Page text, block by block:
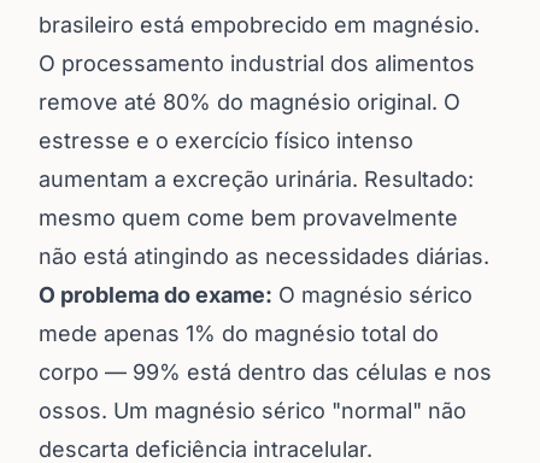
brasileiro está empobrecido em magnésio.
O processamento industrial dos alimentos
remove até 80% do magnésio original. O
estresse e o exercício físico intenso
aumentam a excreção urinária. Resultado:
mesmo quem come bem provavelmente
não está atingindo as necessidades diárias.
O problema do exame: O magnésio sérico
mede apenas 1% do magnésio total do
corpo — 99% está dentro das células e nos
ossos. Um magnésio sérico "normal" não
descarta deficiência intracelular.